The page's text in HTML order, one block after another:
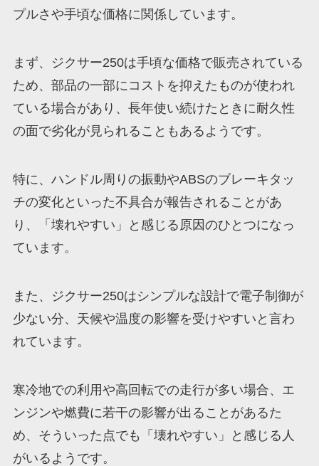
プルさや手頃な価格に関係しています。
まず、ジクサー250は手頃な価格で販売されている
ため、部品の一部にコストを抑えたものが使われ
ている場合があり、長年使い続けたときに耐久性
の面で劣化が見られることもあるようです。
特に、ハンドル周りの振動やABSのブレーキタッ
チの変化といった不具合が報告されることがあ
り、「壊れやすい」と感じる原因のひとつになっ
ています。
また、ジクサー250はシンプルな設計で電子制御が
少ない分、天候や温度の影響を受けやすいと言わ
れています。
寒冷地での利用や高回転での走行が多い場合、エ
ンジンや燃費に若干の影響が出ることがあるた
め、そういった点でも「壊れやすい」と感じる人
がいるようです。